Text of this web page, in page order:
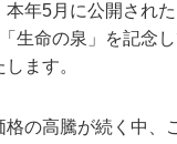
年5月に公開され
生命の泉」を記念
ます。
の高騰が続く中